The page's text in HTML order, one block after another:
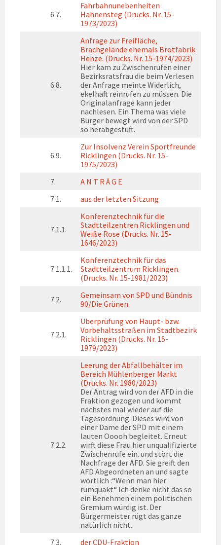
6.7.
Fahrbahnunebenheiten
Hahnensteg (Drucks. Nr. 15-
1973/2023)
6.8.
Anfrage zur Freifläche,
Brachgelände ehemals Brotfabrik
Henze. (Drucks. Nr. 15-1974/2023)
Hier kam zu Zwischenrufen einer
Bezirksratsfrau die beim Verlesen
der Anfrage meinte Widerlich,
ekelhaft reinrufen zu müssen. Die
Originalanfrage kann jeder
nachlesen. Ein Thema was viele
Bürger bewegt wird von der SPD
so herabgestuft.
6.9.
Zur Insolvenz Verein Sportfreunde
Ricklingen (Drucks. Nr. 15-
1975/2023)
7.
A N T R Ä G E
7.1.
aus der letzten Sitzung
7.1.1.
Konferenztechnik für die
Stadtteilzentren Ricklingen und
Weiße Rose (Drucks. Nr. 15-
1646/2023)
7.1.1.1.
Konferenztechnik für das
Stadtteilzentrum Ricklingen.
(Drucks. Nr. 15-1981/2023)
7.2.
Gemeinsam von SPD und Bündnis
90/Die Grünen
7.2.1.
Überprüfung von Haupt- bzw.
Vorbehaltsstraßen im Stadtbezirk
Ricklingen (Drucks. Nr. 15-
1979/2023)
7.2.2.
Leerung der Abfallbehälter im
Bereich Mühlenberger Markt
(Drucks. Nr. 1980/2023)
Der Antrag wird von der AFD in die
Fraktion gezogen und kommt
nächstes mal wieder auf die
Tagesordnung. Dieses wird von
einer Dame der SPD mit einem
lauten Ooooh begleitet. Erneut
wirft diese Frau hier unqualifizierte
Zwischenrufe ein. und stört die
Nachfrage der AFD. Sie greift den
AFD Abgeordneten an und sagte
wörtlich :“Wenn man hier
rumquäkt“ Ich denke nicht das so
ein Benehmen einem politischen
Gremium würdig ist. Der
Bürgermeister rügt das ganze
natürlich nicht..
7.3.
der CDU-Fraktion